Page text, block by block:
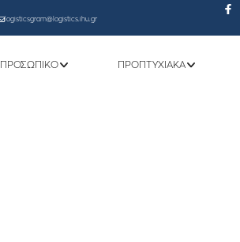
logisticsgram@logistics.ihu.gr
ΠΡΟΣΩΠΙΚΌ ΠΡΟΠΤΥΧΙΑΚΆ